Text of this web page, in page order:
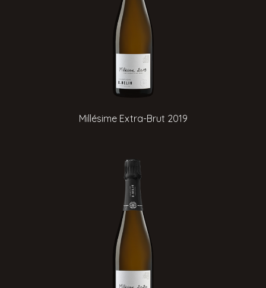
Millésime Extra-Brut 2019